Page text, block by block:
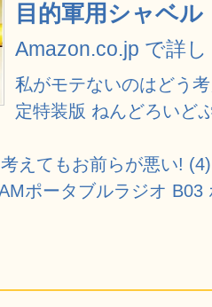
目的軍用シャベル
Amazon.co.jp で詳
私がモテないのはどう
定特装版 ねんどろいど
えてもお前らが悪い!
ポータブルラジオ B03